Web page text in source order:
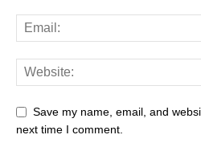
Save my name, email, and
next time I comment.